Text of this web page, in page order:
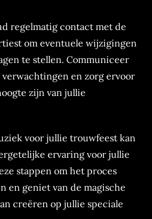
regelmatig contact met de
om eventuele wijzigingen
te stellen. Communiceer
en zorg ervoor
zijn van jullie
voor jullie trouwfeest kan
ervaring voor jullie
stappen om het proces
en geniet van de magische
creëren op jullie speciale